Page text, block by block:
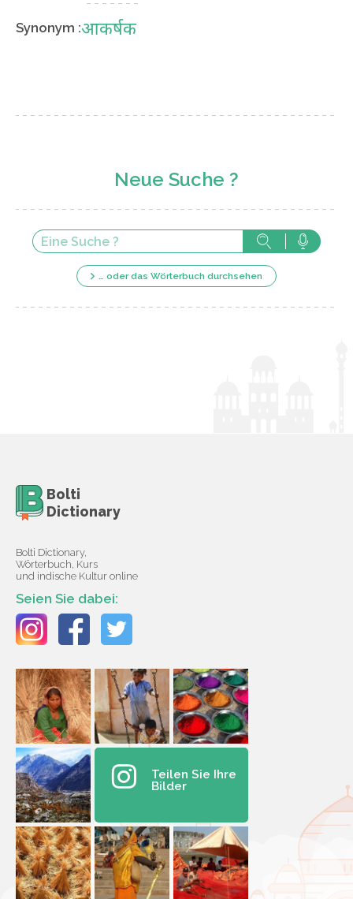
Synonym :आकर्षक
Neue Suche ?
… oder das Wörterbuch durchsehen
Bolti
Dictionary
Bolti Dictionary,
Wörterbuch, Kurs
und indische Kultur online
Seien Sie dabei:
Teilen Sie Ihre
Bilder